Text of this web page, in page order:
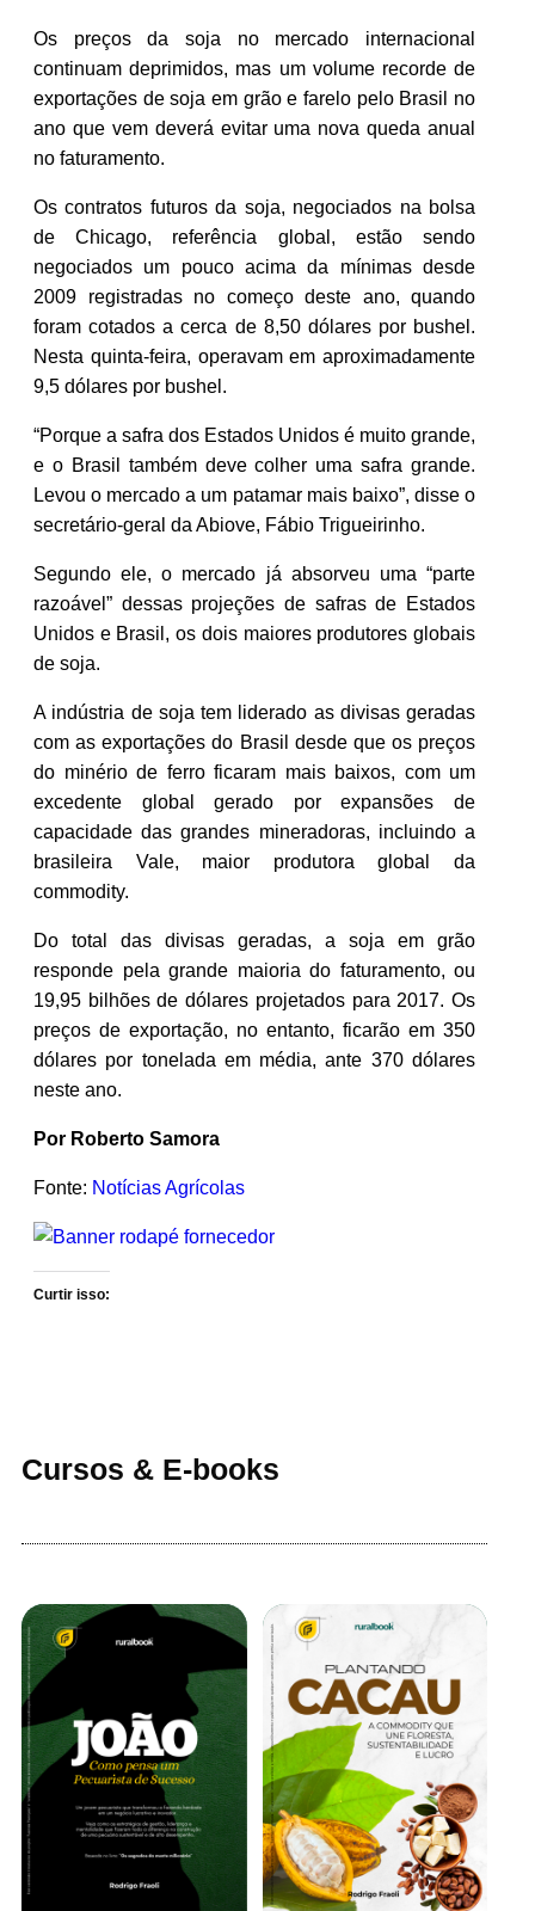
Os preços da soja no mercado internacional
continuam deprimidos, mas um volume recorde de
exportações de soja em grão e farelo pelo Brasil no
ano que vem deverá evitar uma nova queda anual
no faturamento.
Os contratos futuros da soja, negociados na bolsa
de Chicago, referência global, estão sendo
negociados um pouco acima da mínimas desde
2009 registradas no começo deste ano, quando
foram cotados a cerca de 8,50 dólares por bushel.
Nesta quinta-feira, operavam em aproximadamente
9,5 dólares por bushel.
“Porque a safra dos Estados Unidos é muito grande,
e o Brasil também deve colher uma safra grande.
Levou o mercado a um patamar mais baixo”, disse o
secretário-geral da Abiove, Fábio Trigueirinho.
Segundo ele, o mercado já absorveu uma “parte
razoável” dessas projeções de safras de Estados
Unidos e Brasil, os dois maiores produtores globais
de soja.
A indústria de soja tem liderado as divisas geradas
com as exportações do Brasil desde que os preços
do minério de ferro ficaram mais baixos, com um
excedente global gerado por expansões de
capacidade das grandes mineradoras, incluindo a
brasileira Vale, maior produtora global da
commodity.
Do total das divisas geradas, a soja em grão
responde pela grande maioria do faturamento, ou
19,95 bilhões de dólares projetados para 2017. Os
preços de exportação, no entanto, ficarão em 350
dólares por tonelada em média, ante 370 dólares
neste ano.
Por Roberto Samora
Fonte: Notícias Agrícolas
Curtir isso:
Cursos & E-books